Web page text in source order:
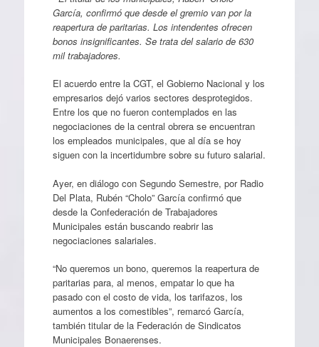
García, confirmó que desde el gremio van por la
reapertura de paritarias. Los intendentes ofrecen
bonos insignificantes. Se trata del salario de 630
mil trabajadores.
El acuerdo entre la CGT, el Gobierno Nacional y los
empresarios dejó varios sectores desprotegidos.
Entre los que no fueron contemplados en las
negociaciones de la central obrera se encuentran
los empleados municipales, que al día se hoy
siguen con la incertidumbre sobre su futuro salarial.
Ayer, en diálogo con Segundo Semestre, por Radio
Del Plata, Rubén “Cholo” García confirmó que
desde la Confederación de Trabajadores
Municipales están buscando reabrir las
negociaciones salariales.
“No queremos un bono, queremos la reapertura de
paritarias para, al menos, empatar lo que ha
pasado con el costo de vida, los tarifazos, los
aumentos a los comestibles”, remarcó García,
también titular de la Federación de Sindicatos
Municipales Bonaerenses.